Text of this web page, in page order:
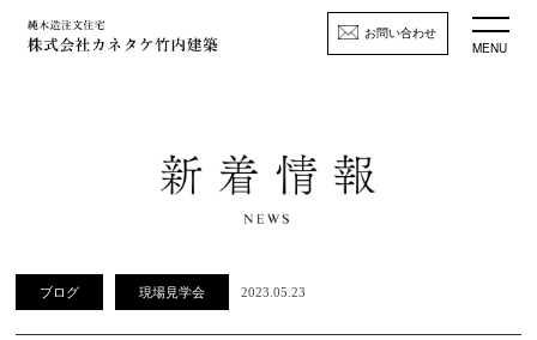
お問い合わせ
MENU
ブログ 現場見学会 2023.05.23